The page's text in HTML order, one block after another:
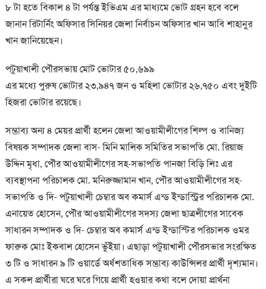
৮ টা হতে বিকাল ৪ টা পর্যন্ত ইভিএম এর মাধ্যমে ভোট গ্রহন হবে বলে
জানান রিটার্নিং অফিসার সিনিয়র জেলা নির্বাচন অফিসার খান আবি শাহানুর
খান জানিয়েছেন।
পটুয়াখালী পৌরসভায় মোট ভোটার ৫০,৬৯৯
এর মধ্যে পুরুষ ভোটার ২৩,৯৪৭ জন ও মহিলা ভোটার ২৬,৭৫০ এবং দুইটি
হিজরা ভোটার রয়েছে।
সম্ভাব্য অন্য ৪ মেয়র প্রার্থী হলেন জেলা আওয়ামীলীগের শিল্প ও বানিজ্য
বিষয়ক সম্পাদক জেলা বাস- মিনি মালিক সমিতির সভাপতি মো. রিয়াজ
উদ্দিন মৃধা, পৌর আওয়ামীলীগের সহ-সভাপতি পানজা বিড়ি লিঃ এর
ব্যবস্থাপনা পরিচালক মো. মনিরুজ্জামান খান, পৌর আওয়ামীলীগের সহ-
সভাপতি ও দি- পটুয়াখালী চেম্বার অব কমার্স এন্ড ইন্ডাস্ট্রির পরিচালক মো.
এনায়েত হোসেন, পৌর আওয়ামীলীগের সদস্য জেলা ছাত্রলীগের সাবেক
সাধারন সম্পাদক ও দি- চেম্বার অব কমার্স এন্ড ইন্ডাস্টির পরিচালক ওমর
ফারুক মোঃ ইকবাল হোসেন ভুঁইয়া। এছাড়া পটুয়াখালী পৌরসভার সংরক্ষিত
৩ টি ও সাধারন ৯ টি ওয়ার্ডে অর্ধশতাধিক সম্ভাব্য কাউন্সিলর প্রার্থী দৃশ্যমান।
এ সকল প্রার্থীরা ঘরে ঘরে গিয়ে প্রার্থী হওয়ার কথা বলে দোয়া প্রার্থনা